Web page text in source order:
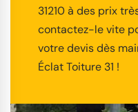
31210 à des prix
contactez-le vite
votre devis dès
Éclat Toiture 31 !